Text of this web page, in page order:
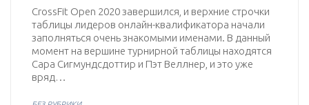
CrossFit Open 2020 завершился, и верхние строчки
таблицы лидеров онлайн-квалификатора начали
заполняться очень знакомыми именами. В данный
момент на вершине турнирной таблицы находятся
Сара Сигмундсдоттир и Пэт Веллнер, и это уже
вряд…